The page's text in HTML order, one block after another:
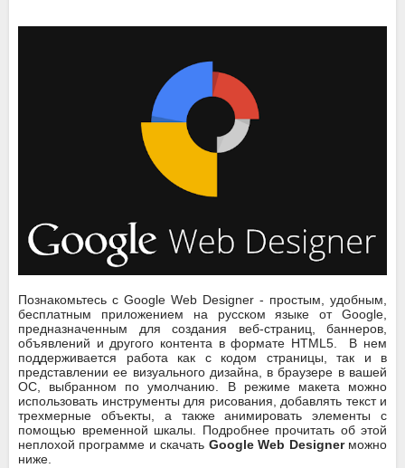
Познакомьтесь с Google Web Designer - простым, удобным,
бесплатным приложением на русском языке от Google,
предназначенным для создания веб-страниц, баннеров,
объявлений и другого контента в формате HTML5. В нем
поддерживается работа как с кодом страницы, так и в
представлении ее визуального дизайна, в браузере в вашей
ОС, выбранном по умолчанию. В режиме макета можно
использовать инструменты для рисования, добавлять текст и
трехмерные объекты, а также анимировать элементы с
помощью временной шкалы. Подробнее прочитать об этой
неплохой программе и скачать Google Web Designerможно
ниже.